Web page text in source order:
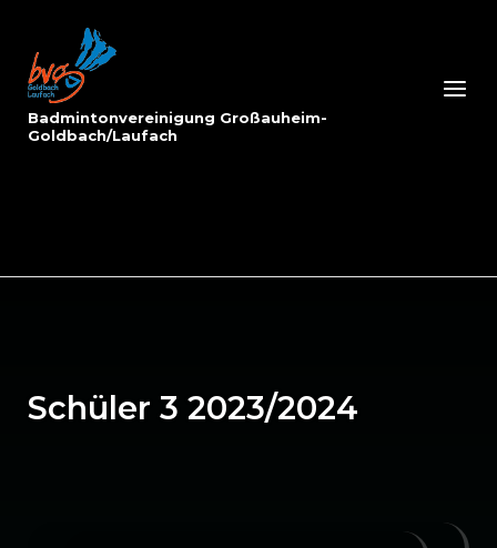
content
Badmintonvereinigung Großauheim-
Goldbach/Laufach
Menu
Schüler 3 2023/2024